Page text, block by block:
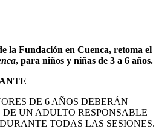
la Fundación en Cuenca, retoma el
, para niños y niñas de 3 a 6 años.
DE 6 AÑOS DEBERÁN
UN ADULTO RESPONSABLE
TODAS LAS SESIONES.